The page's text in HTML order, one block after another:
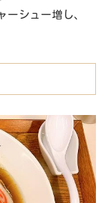
ーシュー増し、